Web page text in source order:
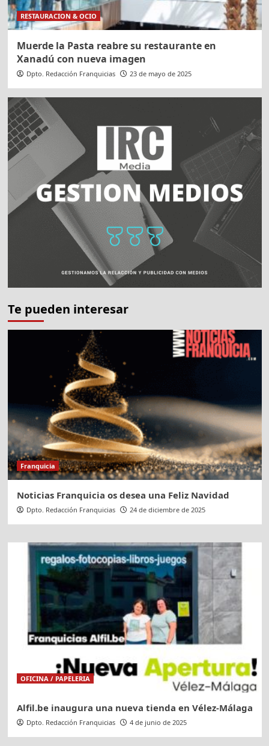
RESTAURACION & OCIO
Muerde la Pasta reabre su restaurante en
Xanadú con nueva imagen
Dpto. Redacción Franquicias 23 de mayo de 2025
Te pueden interesar
Franquicia
Noticias Franquicia os desea una Feliz Navidad
Dpto. Redacción Franquicias 24 de diciembre de 2025
OFICINA / PAPELERIA
Alfil.be inaugura una nueva tienda en Vélez-Málaga
Dpto. Redacción Franquicias 4 de junio de 2025